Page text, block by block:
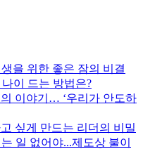
을 위한 좋은 잠의 비결
이 드는 방법은?
의 이야기… ‘우리가 안도하
싶게 만드는 리더의 비밀
일 없어야...제도상 불이